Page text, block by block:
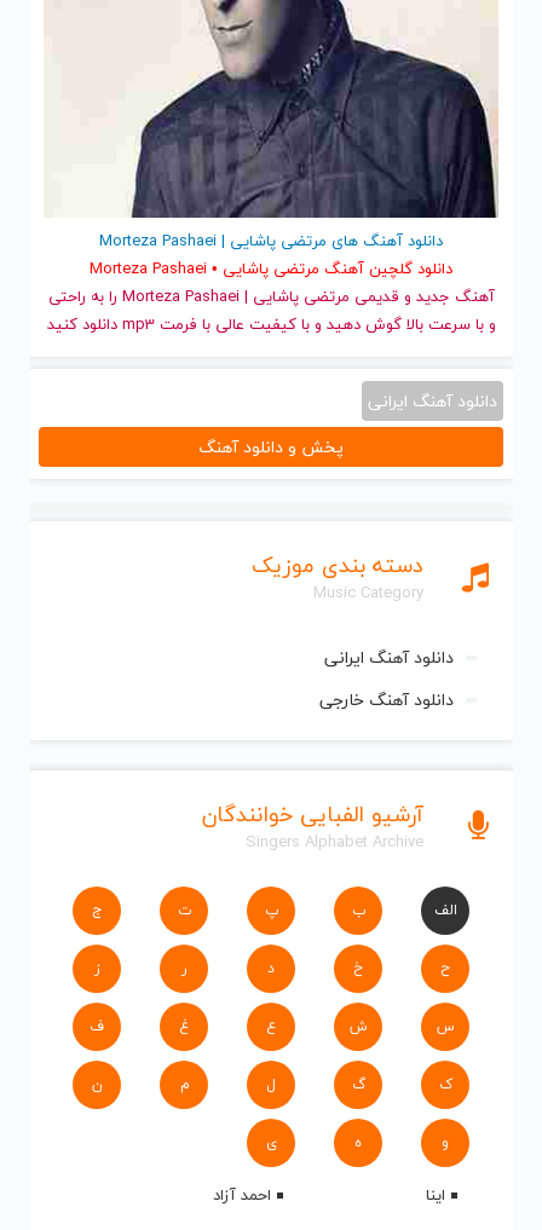
دسته بندی موزیک
Music Category
دانلود آهنگ ایرانی
دانلود آهنگ خارجی
آرشیو الفبایی خوانندگان
Singers Alphabet Archive
الف ب پ ت ج
ح خ د ر ز
س ش ع غ ف
ک گ ل م ن
و ه ی
اینا
احمد آزاد
دانلود آهنگ های مرتضی پاشایی | Morteza Pashaei
دانلود گلچین آهنگ مرتضی پاشایی • Morteza Pashaei
آهنگ جدید
و قدیمی مرتضی پاشایی | Morteza Pashaei را به راحتی
و با سرعت بالا گوش دهید و با کیفیت عالی با فرمت mp3 دانلود کنید
دانلود آهنگ ایرانی
پخش و دانلود آهنگ